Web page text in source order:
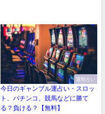
運勢占い
今日のギャンブル運占い・スロッ
ト、パチンコ、競馬などに勝て
る？負ける？【無料】